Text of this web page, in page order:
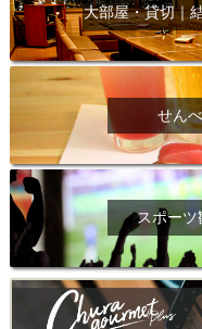
大部屋・貸切｜
せん
スポーツ